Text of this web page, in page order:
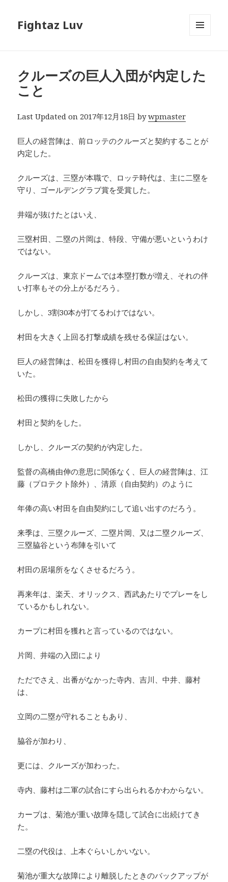
Fightaz Luv
クルーズの巨人入団が内定した
こと
Last Updated on 2017年12月18日 bywpmaster
巨人の経営陣は、前ロッテのクルーズと契約することが
内定した。
クルーズは、三塁が本職で、ロッテ時代は、主に二塁を
守り、ゴールデングラブ賞を受賞した。
井端が抜けたとはいえ、
三塁村田、二塁の片岡は、特段、守備が悪いというわけ
ではない。
クルーズは、東京ドームでは本塁打数が増え、それの伴
い打率もその分上がるだろう。
しかし、3割30本が打てるわけではない。
村田を大きく上回る打撃成績を残せる保証はない。
巨人の経営陣は、松田を獲得し村田の自由契約を考えて
いた。
松田の獲得に失敗したから
村田と契約をした。
しかし、クルーズの契約が内定した。
監督の高橋由伸の意思に関係なく、巨人の経営陣は、江
藤（プロテクト除外）、清原（自由契約）のように
年俸の高い村田を自由契約にして追い出すのだろう。
来季は、三塁クルーズ、二塁片岡、又は二塁クルーズ、
三塁脇谷という布陣を引いて
村田の居場所をなくさせるだろう。
再来年は、楽天、オリックス、西武あたりでプレーをし
ているかもしれない。
カープに村田を獲れと言っているのではない。
片岡、井端の入団により
ただでさえ、出番がなかった寺内、吉川、中井、藤村
は、
立岡の二塁が守れることもあり、
脇谷が加わり、
更には、クルーズが加わった。
寺内、藤村は二軍の試合にすら出られるかわからない。
カープは、菊池が重い故障を隠して試合に出続けてき
た。
二塁の代役は、上本ぐらいしかいない。
菊池が重大な故障により離脱したときのバックアップが